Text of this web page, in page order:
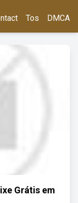
Tos DMCA
Grátis em